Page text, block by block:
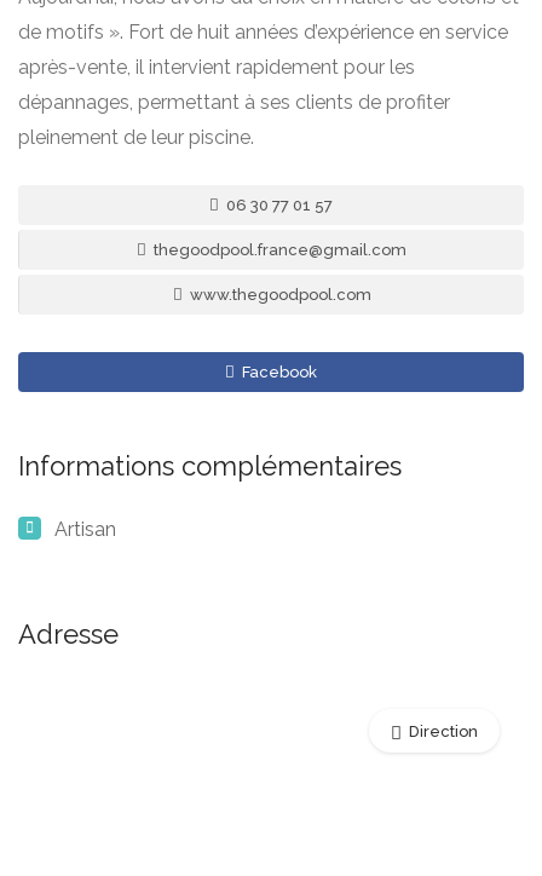
de motifs ». Fort de huit années d’expérience en service
après-vente, il intervient rapidement pour les
dépannages, permettant à ses clients de profiter
pleinement de leur piscine.
06 30 77 01 57
thegoodpool.france@gmail.com
www.thegoodpool.com
Facebook
Informations complémentaires
Artisan
Adresse
Direction